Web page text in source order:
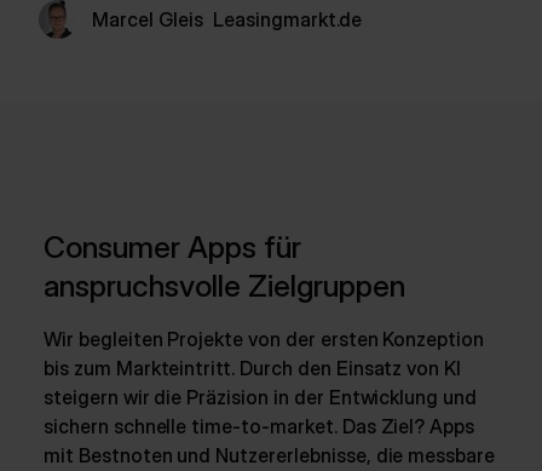
Marcel Gleis Leasingmarkt.de
Consumer Apps für
anspruchsvolle Zielgruppen
Wir begleiten Projekte von der ersten Konzeption
bis zum Markteintritt. Durch den Einsatz von KI
steigern wir die Präzision in der Entwicklung und
sichern schnelle time-to-market. Das Ziel? Apps
mit Bestnoten und Nutzererlebnisse, die messbare